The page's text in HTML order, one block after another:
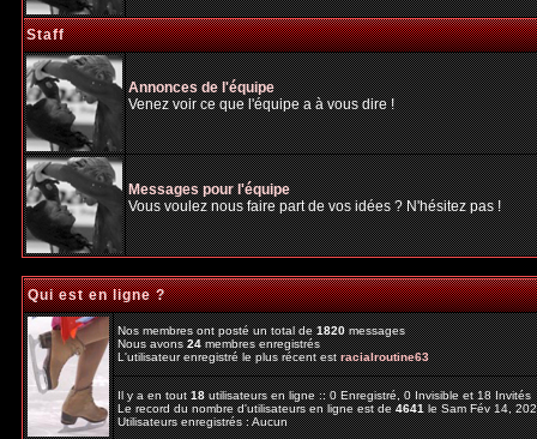
Staff
Annonces de l'équipe
Venez voir ce que l'équipe a à vous dire !
Messages pour l'équipe
Vous voulez nous faire part de vos idées ? N'hésitez pas !
Qui est en ligne ?
Nos membres ont posté un total de1820messages
Nous avons24membres enregistrés
L'utilisateur enregistré le plus récent estracialroutine63
Il y a en tout18utilisateurs en ligne :: 0 Enregistré, 0 Invisible et 18
Le record du nombre d'utilisateurs en ligne est de4641le Sam Fév 14,
Utilisateurs enregistrés : Aucun